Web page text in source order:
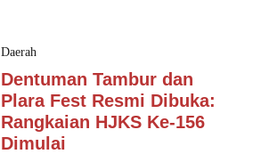
Daerah
Dentuman Tambur dan
Plara Fest Resmi Dibuka:
Rangkaian HJKS Ke-156
Dimulai